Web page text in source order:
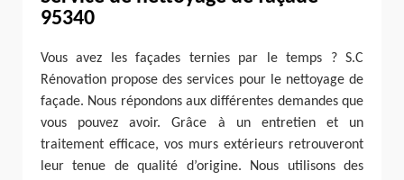
95340
Vous avez les façades ternies par le temps ? S.C
Rénovation propose des services pour le nettoyage de
façade. Nous répondons aux différentes demandes que
vous pouvez avoir. Grâce à un entretien et un
traitement efficace, vos murs extérieurs retrouveront
leur tenue de qualité d’origine. Nous utilisons des